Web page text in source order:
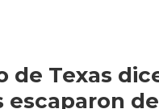
de Texas
escaparon